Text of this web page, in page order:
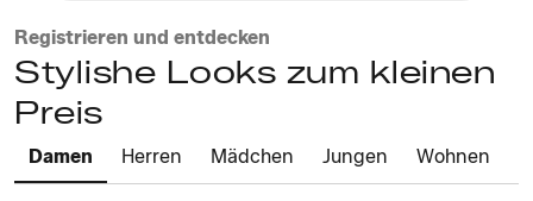
Registrieren und entdecken
Stylishe Looks zum kleinen
Preis
Damen Herren Mädchen Jungen Wohnen